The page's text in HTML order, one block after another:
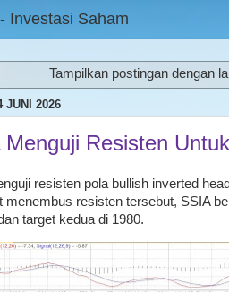
Investasi Saham
Tampilkan postingan dengan
JUNI 2026
Menguji Resisten
resisten pola bullish inverted
menembus resisten tersebut, SSIA
target kedua di 1980.